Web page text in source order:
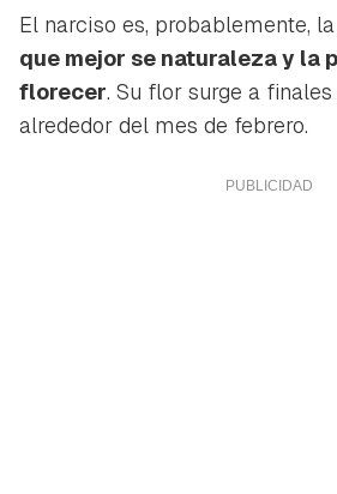
El narciso es, probablemente, la
que mejor se naturaleza y la
florecer. Su flor surge a finales
alrededor del mes de febrero.